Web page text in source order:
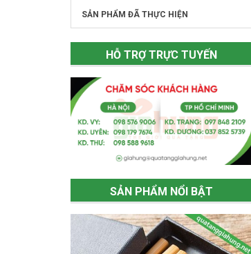
SẢN PHẨM ĐÃ THỰC HIỆN
HỖ TRỢ TRỰC TUYẾN
SẢN PHẨM NỔI BẬT